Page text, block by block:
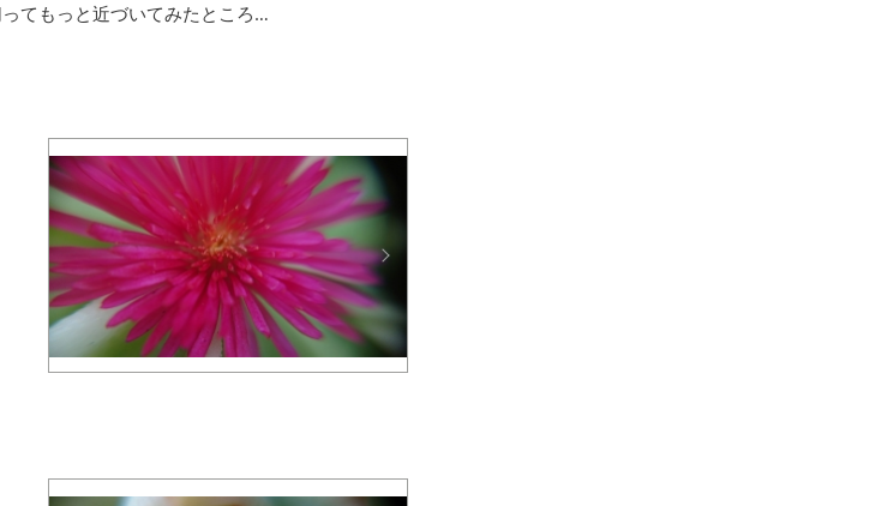
てもっと近づいてみたところ…